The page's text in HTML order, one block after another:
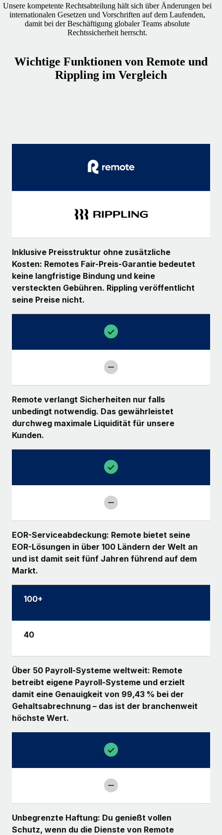
Unsere kompetente Rechtsabteilung hält sich über Änderungen bei
internationalen Gesetzen und Vorschriften auf dem Laufenden,
damit bei der Beschäftigung globaler Teams absolute
Rechtssicherheit herrscht.
Wichtige Funktionen von Remote und
Rippling im Vergleich
Inklusive Preisstruktur ohne zusätzliche
Kosten: Remotes Fair-Preis-Garantie bedeutet
keine langfristige Bindung und keine
versteckten Gebühren. Rippling veröffentlicht
seine Preise nicht.
Remote verlangt Sicherheiten nur falls
unbedingt notwendig. Das gewährleistet
durchweg maximale Liquidität für unsere
Kunden.
EOR-Serviceabdeckung: Remote bietet seine
EOR-Lösungen in über 100 Ländern der Welt an
und ist damit seit fünf Jahren führend auf dem
Markt.
100+
40
Über 50 Payroll-Systeme weltweit: Remote
betreibt eigene Payroll-Systeme und erzielt
damit eine Genauigkeit von 99,43 % bei der
Gehaltsabrechnung – das ist der branchenweit
höchste Wert.
Unbegrenzte Haftung: Du genießt vollen
Schutz, wenn du die Dienste von Remote